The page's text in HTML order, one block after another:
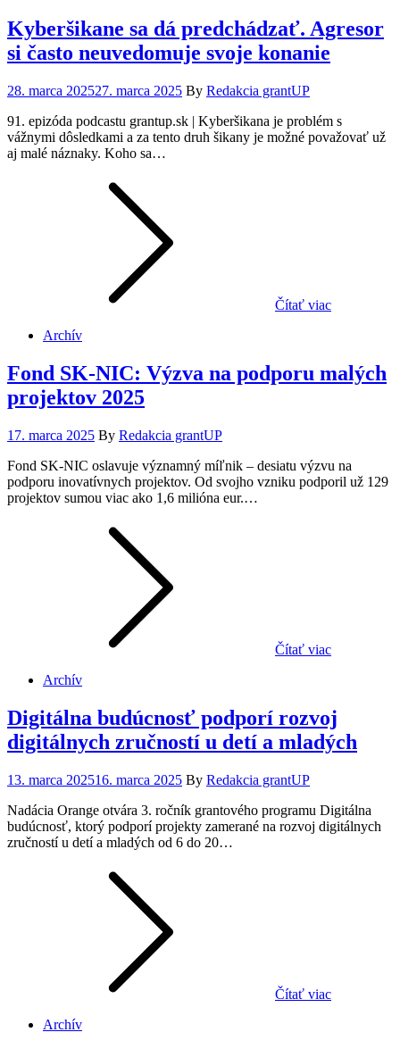
Kyberšikane sa dá predchádzať. Agresor
si často neuvedomuje svoje konanie
Posted
28. marca 202527. marca 2025 By Redakcia grantUP
91. epizóda podcastu grantup.sk⁠ | Kyberšikana je problém s
vážnymi dôsledkami a za tento druh šikany je možné považovať už
aj malé náznaky. Koho sa…
Čítať viac
Archív
Fond SK-NIC: Výzva na podporu malých
projektov 2025
Posted
17. marca 2025 By Redakcia grantUP
Fond SK-NIC oslavuje významný míľnik – desiatu výzvu na
podporu inovatívnych projektov. Od svojho vzniku podporil už 129
projektov sumou viac ako 1,6 milióna eur.…
Čítať viac
Archív
Digitálna budúcnosť podporí rozvoj
digitálnych zručností u detí a mladých
Posted
13. marca 202516. marca 2025 By Redakcia grantUP
Nadácia Orange otvára 3. ročník grantového programu Digitálna
budúcnosť, ktorý podporí projekty zamerané na rozvoj digitálnych
zručností u detí a mladých od 6 do 20…
Čítať viac
Archív